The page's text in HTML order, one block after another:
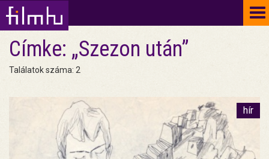
Címke: „Szezon után”
Találatok száma: 2
hír